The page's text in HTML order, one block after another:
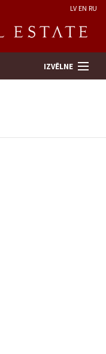
LV EN RU
IZVĒLNE